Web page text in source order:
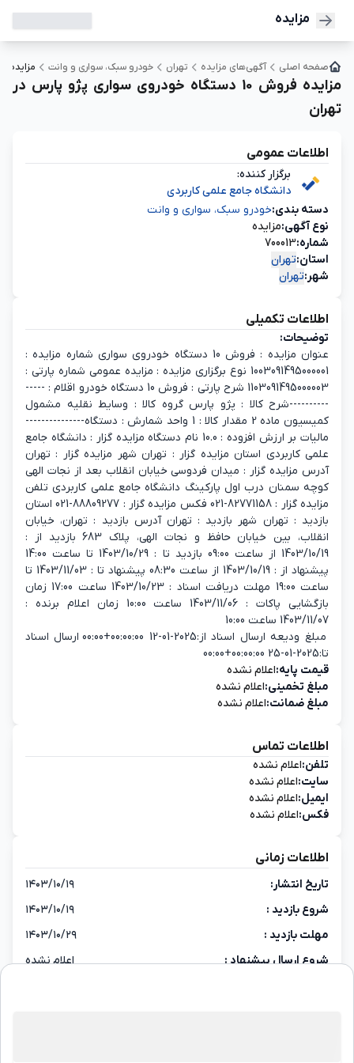
مزایده
صفحه اصلی آگهی‌های مزایده تهران خودرو سبک، سواری و وانت مزایده فروش 10 دستگاه خودروی
مزایده فروش 10 دستگاه خودروی سواری پژو پارس در
تهران
اطلاعات عمومی
برگزار کننده:
دانشگاه جامع علمی کاربردی
دسته‌ بندی:خودرو سبک، سواری و وانت
نوع آگهی:مزایده
شماره:700013
استان:تهران
شهر:تهران
اطلاعات تکمیلی
توضیحات:
عنوان مزایده : فروش 10 دستگاه خودروی سواری شماره مزایده :
1003091495000001 نوع برگزاری مزایده : مزایده عمومی شماره پارتی :
1103091495000003 شرح پارتی : فروش 10 دستگاه خودرو اقلام : -----
----------شرح کالا : پژو پارس گروه کالا : وسایط نقلیه مشمول
کمیسیون ماده 2 مقدار کالا : 1 واحد شمارش : دستگاه---------------
مالیات بر ارزش افزوده : 10.0 نام دستگاه مزایده گزار : دانشگاه جامع
علمی کاربردی استان مزایده گزار : تهران شهر مزایده گزار : تهران
آدرس مزایده گزار : میدان فردوسی خیابان انقلاب بعد از نجات الهی
کوچه سمنان درب اول پارکینگ دانشگاه جامع علمی کاربردی تلفن
مزایده گزار : 82771158-021 فکس مزایده گزار : 88809277-021 استان
بازدید : تهران شهر بازدید : تهران آدرس بازدید : تهران، خیابان
انقلاب، بین خیابان حافظ و نجات الهی، پلاک 683 بازدید از :
1403/10/19 از ساعت 09:00 بازدید تا : 1403/10/29 تا ساعت 14:00
پیشنهاد از : 1403/10/19 از ساعت 08:30 پیشنهاد تا : 1403/11/03 تا
ساعت 19:00 مهلت دریافت اسناد : 1403/10/23 ساعت 17:00 زمان
بازگشایی پاکات : 1403/11/06 ساعت 10:00 زمان اعلام برنده :
1403/11/07 ساعت 10:00
مبلغ ودیعه ارسال اسناد از:2025-01-12 00:00:00+00:00 ارسال اسناد
تا:2025-01-25 00:00:00+00:00
قیمت پایه:اعلام نشده
مبلغ تخمینی:اعلام نشده
مبلغ ضمانت:اعلام نشده
اطلاعات تماس
تلفن:اعلام نشده
سایت:اعلام نشده
ایمیل:اعلام نشده
فکس:اعلام نشده
اطلاعات زمانی
تاریخ انتشار:
۱۴۰۳/۱۰/۱۹
شروع بازدید :
۱۴۰۳/۱۰/۱۹
مهلت بازدید :
۱۴۰۳/۱۰/۲۹
شروع ارسال پیشنهاد :
اعلام نشده